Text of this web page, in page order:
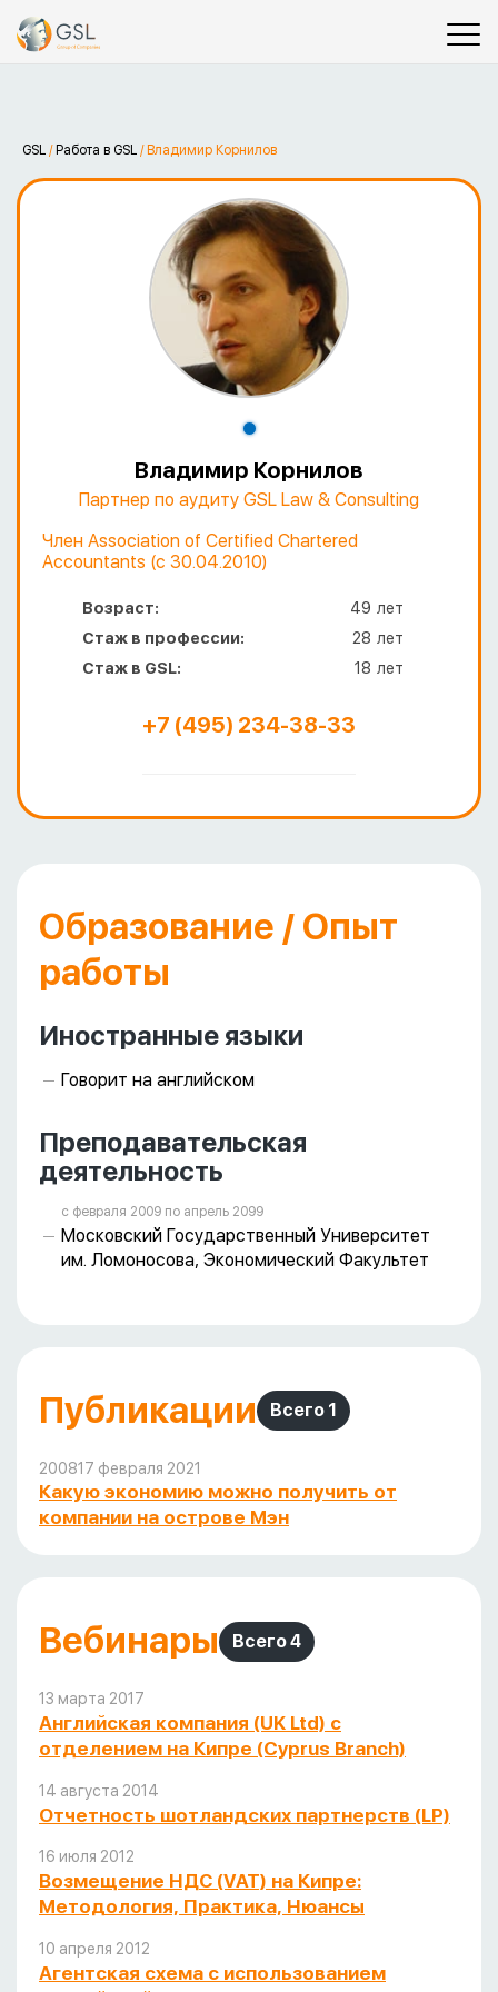
GSL / Работа в GSL / Владимир Корнилов
Образование / Опыт
работы
Иностранные языки
Говорит на английском
Преподавательская
деятельность
с февраля 2009 пo апрель 2099
Московский Государственный Университет
им. Ломоносова, Экономический Факультет
Публикации Всего 1
200817 февраля 2021
Какую экономию можно получить от
компании на острове Мэн
Вебинары Всего 4
13 марта 2017
Английская компания (UK Ltd) с
отделением на Кипре (Cyprus Branch)
14 августа 2014
Отчетность шотландских партнерств (LP)
16 июля 2012
Возмещение НДС (VAT) на Кипре:
Методология, Практика, Нюансы
10 апреля 2012
Агентская схема с использованием
Владимир Корнилов
Партнер по аудиту GSL Law & Consulting
Член Аssociation of Certified Chartered
Accountants (с 30.04.2010)
Возраст: 49 лет
Стаж в профессии:
28 лет
Стаж в GSL:
18 лет
+7 (495) 234-38-33